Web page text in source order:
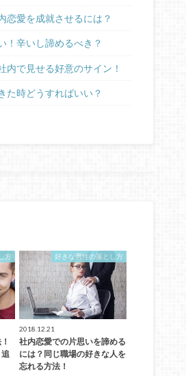
恋愛を成就させるには？
！辛いし諦めるべき？
で見せる好意のサイン！
た時どうすればいい？
方 好きな男性の落とし方
2018.12.21
社内恋愛での片思いを諦める
には？同じ職場の好きな人を
忘れる方法！